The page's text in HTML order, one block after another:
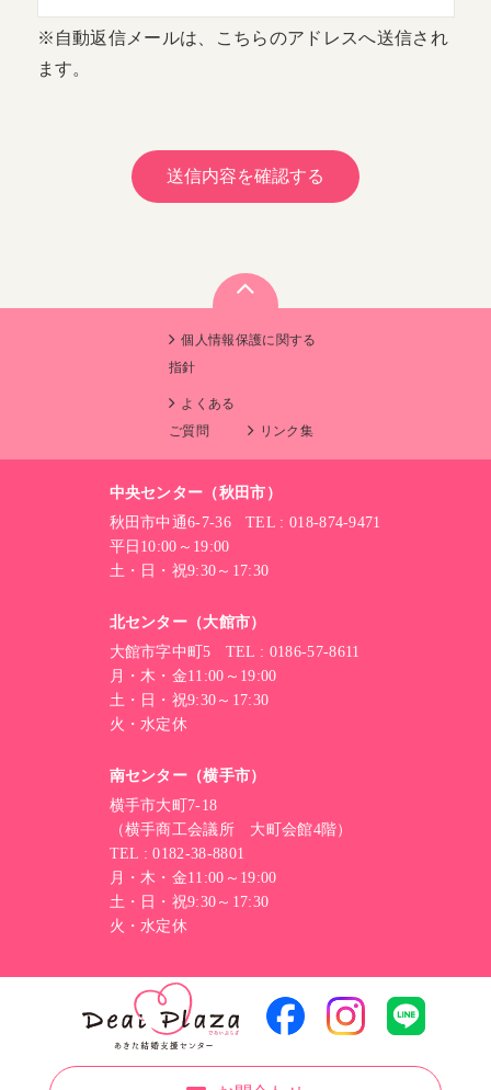
※自動返信メールは、こちらのアドレスへ送信され
ます。
個人情報保護に関する
指針
よくある
ご質問
リンク集
中央センター（秋田市）
秋田市中通6-7-36 TEL : 018-874-9471
平日10:00～19:00
土・日・祝9:30～17:30
北センター（大館市）
大館市字中町5 TEL : 0186-57-8611
月・木・金11:00～19:00
土・日・祝9:30～17:30
火・水定休
南センター（横手市）
横手市大町7-18
（横手商工会議所 大町会館4階）
TEL : 0182-38-8801
月・木・金11:00～19:00
土・日・祝9:30～17:30
火・水定休